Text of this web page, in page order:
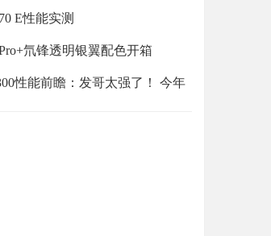
系E性能实测
氘锋透明银翼配色开箱
性能前瞻：发哥太强了！ 今年